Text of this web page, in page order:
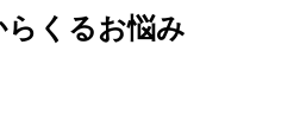
らくるお悩み